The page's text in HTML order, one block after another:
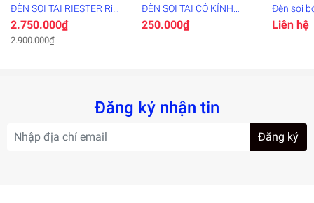
♦ Áp lực hút mũi: 500mmHg
♦ Dung tích bầu xông: 5ml
Bác sĩ Khuyên rằng các bệnh
ĐÈN SOI TAI RIESTER Ri-
Mini
2.750.000₫
2.900.000₫
ĐÈN SOI TAI CÓ KÍNH
LÚP PHÓNG ĐẠI
250.000₫
Đèn soi
Liên hệ
Đăng ký nhận tin
Đăng ký